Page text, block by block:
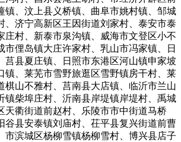
镇、汶上县义桥镇、曲阜市姚村镇、邹城
、济宁高新区王因街道刘家村、泰安市泰
庄村、新泰市泉沟镇、威海市文登区小不
市俚岛镇大庄许家村、乳山市冯家镇、日
莒县夏庄镇、日照市东港区河山镇申家坡
镇、莱芜市雪野旅逛区雪野镇房干村、莱
棋山不雅村、莒南县大店镇、临沂市兰山
镇柴埠庄村、沂南县岸堤镇岸堤村、禹城
天衢街道前赵村、乐陵市市中街道马桥
谷县安泰镇刘庙村、茌平县复兴街道前曹
市滨城区杨柳雪镇杨柳雪村、博兴县店子